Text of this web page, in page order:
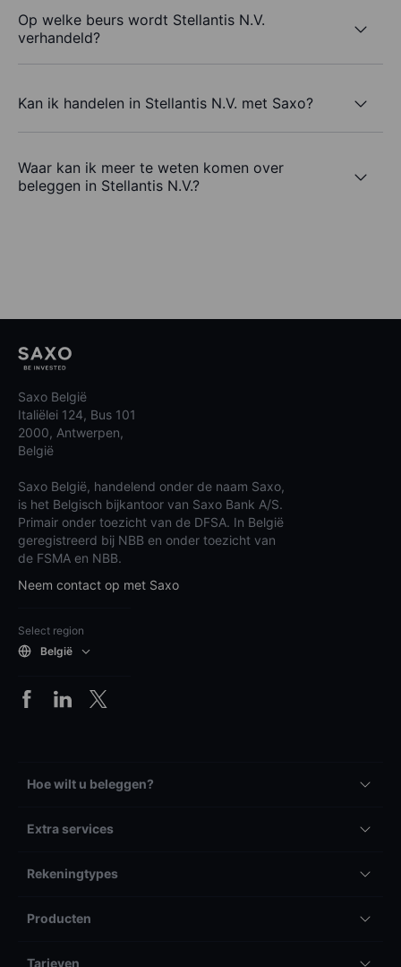
Op welke beurs wordt Stellantis N.V.
verhandeld?
Kan ik handelen in Stellantis N.V. met Saxo?
Waar kan ik meer te weten komen over
beleggen in Stellantis N.V.?
Saxo België
Italiëlei 124, Bus 101
2000, Antwerpen,
België
Saxo België, handelend onder de naam Saxo,
is het Belgisch bijkantoor van Saxo Bank A/S.
Primair onder toezicht van de DFSA. In België
geregistreerd bij NBB en onder toezicht van
de FSMA en NBB.
Neem contact op met Saxo
Select region
België
Hoe wilt u beleggen?
Extra services
Rekeningtypes
Producten
Tarieven